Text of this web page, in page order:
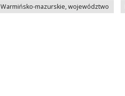
Warmińsko-mazurskie, województwo